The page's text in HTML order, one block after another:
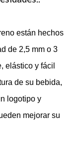
están hechos
de 2,5 mm o 3
elástico y fácil
de su bebida,
logotipo y
mejorar su